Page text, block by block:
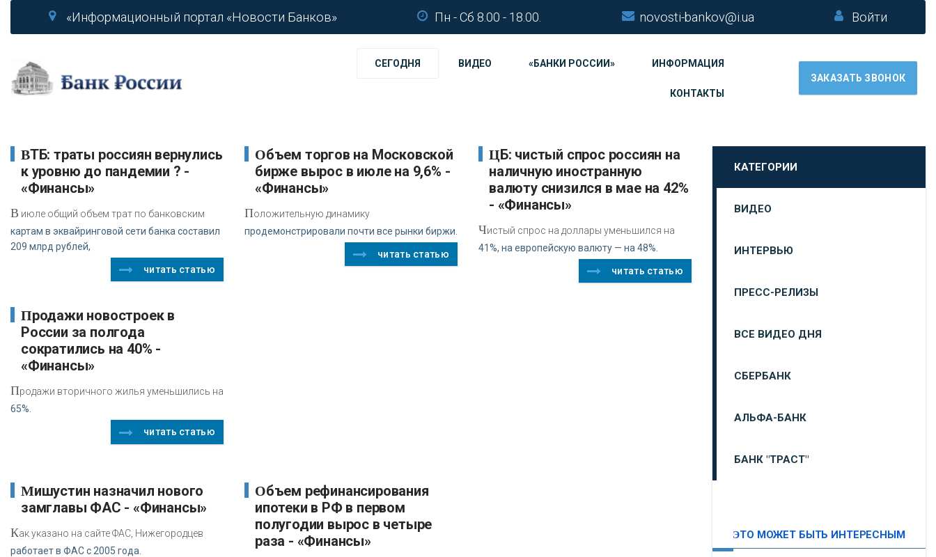
«Информационный портал «Новости Банков» Пн - Сб 8.00 - 18.00. novosti-bankov@i.ua Войти
СЕГОДНЯ ВИДЕО «БАНКИ РОССИИ» ИНФОРМАЦИЯ
КОНТАКТЫ
ЗАКАЗАТЬ ЗВОНОК
ВТБ: траты россиян вернулись
к уровню до пандемии ? -
«Финансы»
В июле общий объем трат по банковским
картам в эквайринговой сети банка составил
209 млрд рублей,
читать статью
Объем торгов на Московской
бирже вырос в июле на 9,6% -
«Финансы»
Положительную динамику
продемонстрировали почти все рынки биржи.
читать статью
ЦБ: чистый спрос россиян на
наличную иностранную
валюту снизился в мае на 42%
- «Финансы»
Чистый спрос на доллары уменьшился на
41%, на европейскую валюту — на 48%.
читать статью
Продажи новостроек в
России за полгода
сократились на 40% -
«Финансы»
Продажи вторичного жилья уменьшились на
65%.
читать статью
Мишустин назначил нового
замглавы ФАС - «Финансы»
Как указано на сайте ФАС, Нижегородцев
работает в ФАС с 2005 года.
Объем рефинансирования
ипотеки в РФ в первом
полугодии вырос в четыре
раза - «Финансы»
КАТЕГОРИИ
ВИДЕО
ИНТЕРВЬЮ
ПРЕСС-РЕЛИЗЫ
ВСЕ ВИДЕО ДНЯ
СБЕРБАНК
АЛЬФА-БАНК
БАНК "ТРАСТ"
ЭТО МОЖЕТ БЫТЬ ИНТЕРЕСНЫМ